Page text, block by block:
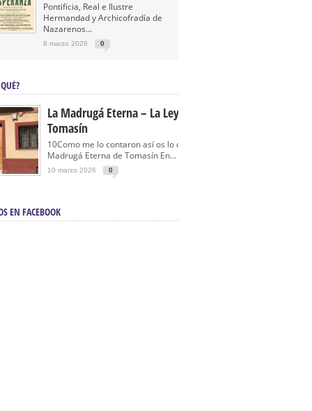
Pontificia, Real e Ilustre
Hermandad y Archicofradía de
Nazarenos...
8 marzo 2026 0
La Madrugá Eterna – La Leyenda De
Tomasín
10Como me lo contaron así os lo cuento… La
Madrugá Eterna de Tomasín En...
10 marzo 2026 0
EN FACEBOOK